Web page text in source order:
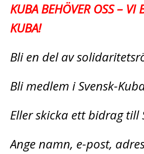
KUBA BEHÖVER OSS – VI
KUBA!
Bli en del av
Bli medlem i Svensk-
Eller skicka ett bidrag till
Ange namn, e-post,